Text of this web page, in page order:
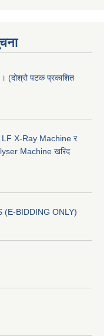
(दोश्रो पटक प्रकाशित
LF X-Ray Machine र
Machine खरिद
(E-BIDDING ONLY)